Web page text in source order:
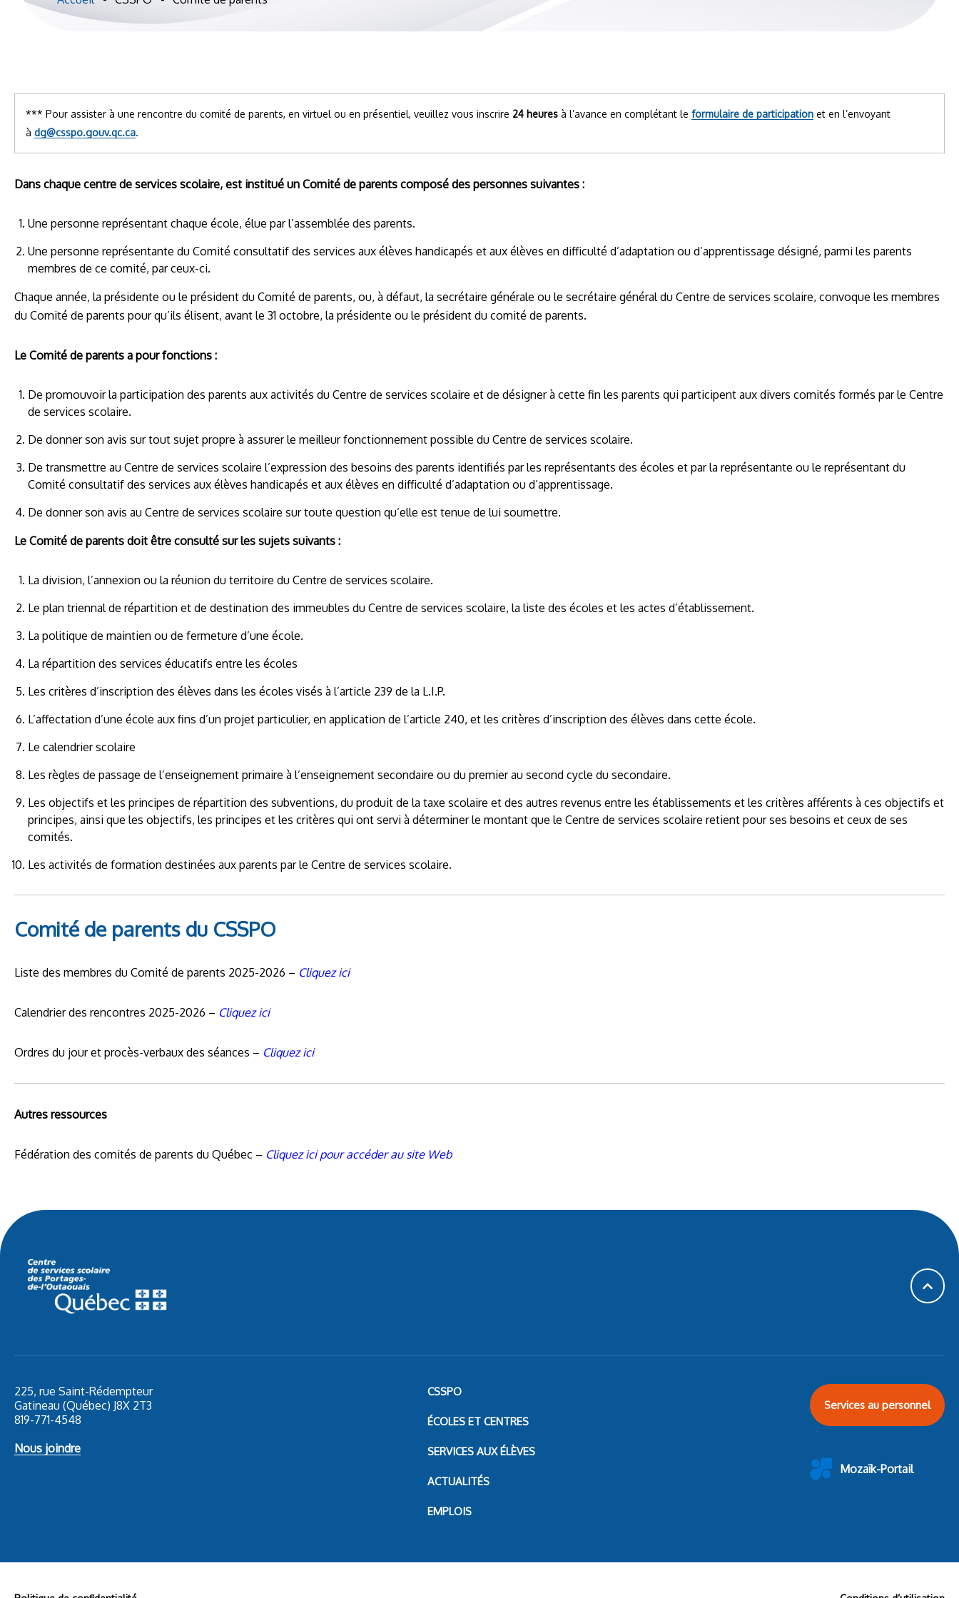
*** Pour assister à une rencontre du comité de parents, en virtuel ou en présentiel, veuillez vous inscrire 24 heures à l’avance en complétant le formulaire de participation et en l’envoyant
à dg@csspo.gouv.qc.ca.
Dans chaque centre de services scolaire, est institué un Comité de parents composé des personnes suivantes :
Une personne représentant chaque école, élue par l’assemblée des parents.
Une personne représentante du Comité consultatif des services aux élèves handicapés et aux élèves en difficulté d’adaptation ou d’apprentissage désigné, parmi les parents
membres de ce comité, par ceux-ci.
Chaque année, la présidente ou le président du Comité de parents, ou, à défaut, la secrétaire générale ou le secrétaire général du Centre de services scolaire, convoque les membres
du Comité de parents pour qu’ils élisent, avant le 31 octobre, la présidente ou le président du comité de parents.
Le Comité de parents a pour fonctions :
De promouvoir la participation des parents aux activités du Centre de services scolaire et de désigner à cette fin les parents qui participent aux divers comités formés par le Centre
de services scolaire.
De donner son avis sur tout sujet propre à assurer le meilleur fonctionnement possible du Centre de services scolaire.
De transmettre au Centre de services scolaire l’expression des besoins des parents identifiés par les représentants des écoles et par la représentante ou le représentant du
Comité consultatif des services aux élèves handicapés et aux élèves en difficulté d’adaptation ou d’apprentissage.
De donner son avis au Centre de services scolaire sur toute question qu’elle est tenue de lui soumettre.
Le Comité de parents doit être consulté sur les sujets suivants :
La division, l’annexion ou la réunion du territoire du Centre de services scolaire.
Le plan triennal de répartition et de destination des immeubles du Centre de services scolaire, la liste des écoles et les actes d’établissement.
La politique de maintien ou de fermeture d’une école.
La répartition des services éducatifs entre les écoles
Les critères d’inscription des élèves dans les écoles visés à l’article 239 de la L.I.P.
L’affectation d’une école aux fins d’un projet particulier, en application de l’article 240, et les critères d’inscription des élèves dans cette école.
Le calendrier scolaire
Les règles de passage de l’enseignement primaire à l’enseignement secondaire ou du premier au second cycle du secondaire.
Les objectifs et les principes de répartition des subventions, du produit de la taxe scolaire et des autres revenus entre les établissements et les critères afférents à ces objectifs et
principes, ainsi que les objectifs, les principes et les critères qui ont servi à déterminer le montant que le Centre de services scolaire retient pour ses besoins et ceux de ses
comités.
Les activités de formation destinées aux parents par le Centre de services scolaire.
Comité de parents du CSSPO
Liste des membres du Comité de parents 2025-2026 – Cliquez ici
Calendrier des rencontres 2025-2026 – Cliquez ici
Ordres du jour et procès-verbaux des séances – Cliquez ici
Autres ressources
Fédération des comités de parents du Québec – Cliquez ici pour accéder au site Web
225, rue Saint-Rédempteur
Gatineau (Québec) J8X 2T3
819-771-4548
Nous joindre
CSSPO
ÉCOLES ET CENTRES
SERVICES AUX ÉLÈVES
ACTUALITÉS
EMPLOIS
Services au personnel
Mozaïk-Portail